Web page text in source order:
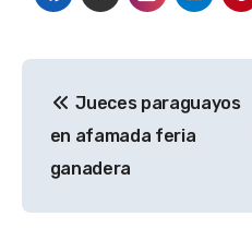
de
entradas
Jueces paraguayos
en afamada feria
ganadera